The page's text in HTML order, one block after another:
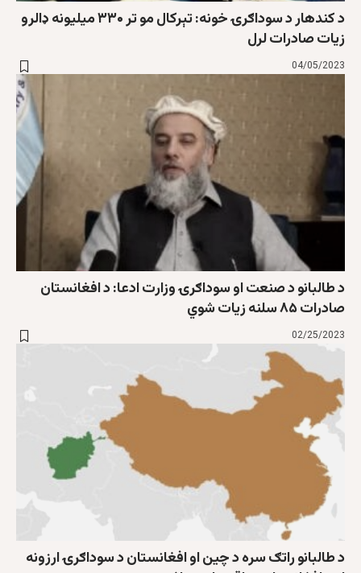
د کندهار د سوداګرۍ خونه: تېرکال مو تر ۳۳۰ ميليونه ډالرو
زيات صادرات لرل
04/05/2023
د طالبانو د صنعت او سوداګرۍ وزارت ادعا: د افغانستان
صادرات ۸۵ سلنه زيات شوي
02/25/2023
د طالبانو راتګ سره د چين او افغانستان د سوداګرۍ ارزونه